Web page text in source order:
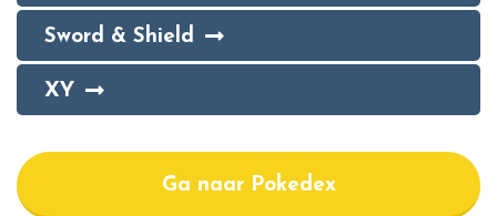
Sword & Shield
XY
Ga naar Pokedex